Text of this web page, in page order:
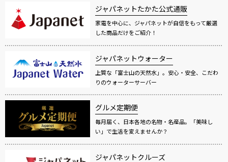
ジャパネットたかた公式通販
家電を中心に、ジャパネットが自信をもって厳選
した商品だけをご紹介！
ジャパネットウォーター
上質な「富士山の天然水」。安心・安全、こだわ
りのウォーターサーバー
グルメ定期便
毎月届く、日本各地の名物・名産品。「美味し
い」で生活を変えませんか？
ジャパネットクルーズ